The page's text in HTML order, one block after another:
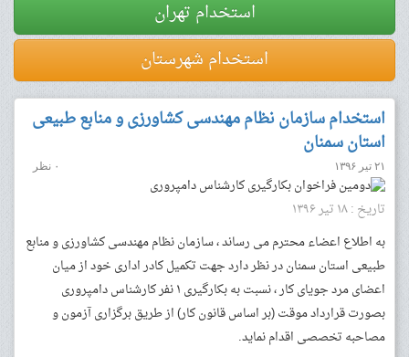
استخدام تهران
استخدام شهرستان
استخدام سازمان نظام مهندسی کشاورزی و منابع طبیعی
استان سمنان
۲۱ تیر ۱۳۹۶ ۰ نظر
دومین فراخوان بکارگیری کارشناس دامپروری
تاریخ : ۱۸ تیر ۱۳۹۶
به اطلاع اعضاء محترم می رساند ، سازمان نظام مهندسی کشاورزی و منابع
طبیعی استان سمنان در نظر دارد جهت تکمیل کادر اداری خود از میان
اعضای مرد جویای کار ، نسبت به بکارگیری ۱ نفر کارشناس دامپروری
بصورت قرارداد موقت (بر اساس قانون کار) از طریق برگزاری آزمون و
مصاحبه تخصصی اقدام نماید.